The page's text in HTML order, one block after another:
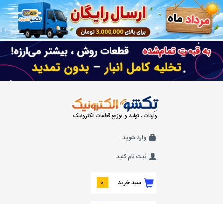
واردات ، تولید و توزیع قطعات الکترونیک
وارد شوید
ثبت نام کنید
سبد خرید 0